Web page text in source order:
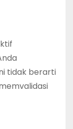
tidak berarti